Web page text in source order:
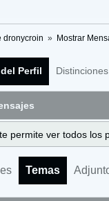
dronycroin » Mostrar
Perfil Distinciones
permite ver todos los
Temas